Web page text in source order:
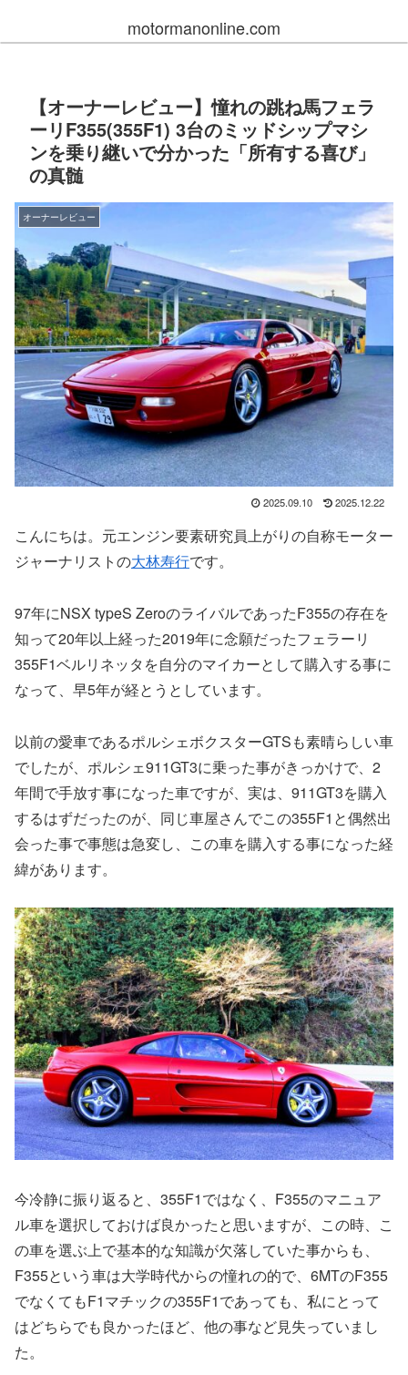
motormanonline.com
【オーナーレビュー】憧れの跳ね馬フェラ
ーリF355(355F1) 3台のミッドシップマシ
ンを乗り継いで分かった「所有する喜び」
の真髄
オーナーレビュー
2025.09.10 2025.12.22
こんにちは。元エンジン要素研究員上がりの自称モーター
ジャーナリストの大林寿行です。
97年にNSX typeS ZeroのライバルであったF355の存在を
知って20年以上経った2019年に念願だったフェラーリ
355F1ベルリネッタを自分のマイカーとして購入する事に
なって、早5年が経とうとしています。
以前の愛車であるポルシェボクスターGTSも素晴らしい車
でしたが、ポルシェ911GT3に乗った事がきっかけで、2
年間で手放す事になった車ですが、実は、911GT3を購入
するはずだったのが、同じ車屋さんでこの355F1と偶然出
会った事で事態は急変し、この車を購入する事になった経
緯があります。
今冷静に振り返ると、355F1ではなく、F355のマニュア
ル車を選択しておけば良かったと思いますが、この時、こ
の車を選ぶ上で基本的な知識が欠落していた事からも、
F355という車は大学時代からの憧れの的で、6MTのF355
でなくてもF1マチックの355F1であっても、私にとって
はどちらでも良かったほど、他の事など見失っていまし
た。